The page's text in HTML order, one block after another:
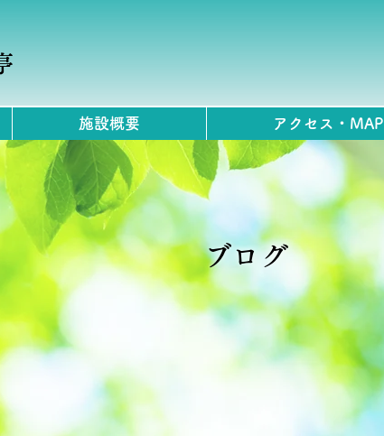
施設概要 アクセス・MAP
ブログ